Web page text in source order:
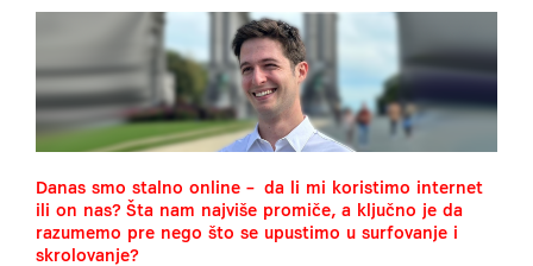
Danas smo stalno online – da li mi koristimo internet
ili on nas? Šta nam najviše promiče, a ključno je da
razumemo pre nego što se upustimo u surfovanje i
skrolovanje?